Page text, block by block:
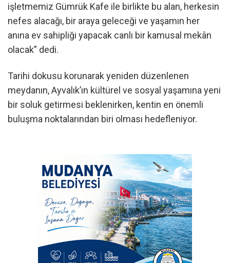
işletmemiz Gümrük Kafe ile birlikte bu alan, herkesin
nefes alacağı, bir araya geleceği ve yaşamın her
anına ev sahipliği yapacak canlı bir kamusal mekân
olacak” dedi.
Tarihi dokusu korunarak yeniden düzenlenen
meydanın, Ayvalık’ın kültürel ve sosyal yaşamına yeni
bir soluk getirmesi beklenirken, kentin en önemli
buluşma noktalarından biri olması hedefleniyor.